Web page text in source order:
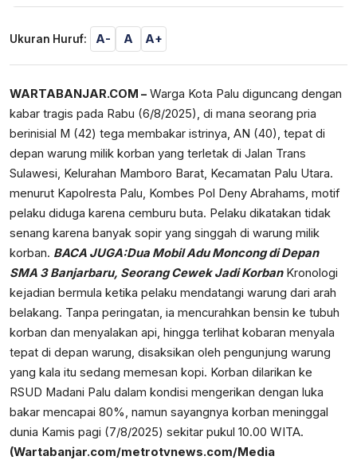
Ukuran Huruf: A- A A+
WARTABANJAR.COM – Warga Kota Palu diguncang dengan
kabar tragis pada Rabu (6/8/2025), di mana seorang pria
berinisial M (42) tega membakar istrinya, AN (40), tepat di
depan warung milik korban yang terletak di Jalan Trans
Sulawesi, Kelurahan Mamboro Barat, Kecamatan Palu Utara.
menurut Kapolresta Palu, Kombes Pol Deny Abrahams, motif
pelaku diduga karena cemburu buta. Pelaku dikatakan tidak
senang karena banyak sopir yang singgah di warung milik
korban. BACA JUGA:Dua Mobil Adu Moncong di Depan
SMA 3 Banjarbaru, Seorang Cewek Jadi KorbanKronologi
kejadian bermula ketika pelaku mendatangi warung dari arah
belakang. Tanpa peringatan, ia mencurahkan bensin ke tubuh
korban dan menyalakan api, hingga terlihat kobaran menyala
tepat di depan warung, disaksikan oleh pengunjung warung
yang kala itu sedang memesan kopi. Korban dilarikan ke
RSUD Madani Palu dalam kondisi mengerikan dengan luka
bakar mencapai 80%, namun sayangnya korban meninggal
dunia Kamis pagi (7/8/2025) sekitar pukul 10.00 WITA.
(Wartabanjar.com/metrotvnews.com/Media